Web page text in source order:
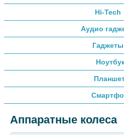
Hi-Tech
Аудио
Гаджеты
Аппаратные колеса